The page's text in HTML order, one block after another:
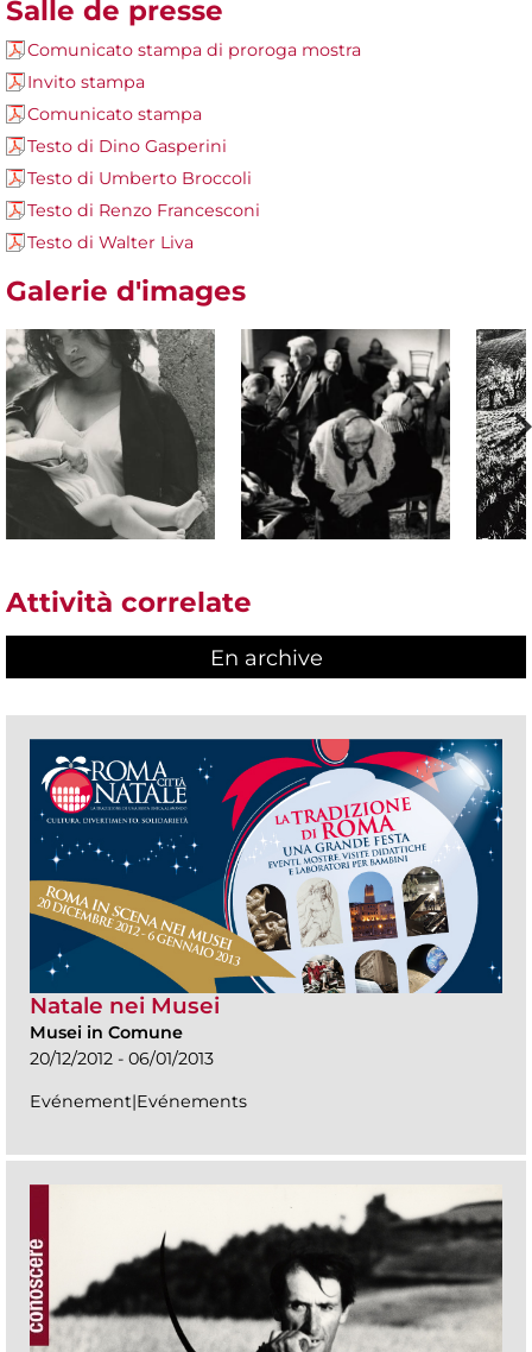
Salle de presse
Comunicato stampa di proroga mostra
Invito stampa
Comunicato stampa
Testo di Dino Gasperini
Testo di Umberto Broccoli
Testo di Renzo Francesconi
Testo di Walter Liva
Galerie d'images
Attività correlate
En archive
Natale nei Musei
Musei in Comune
20/12/2012 - 06/01/2013
Evénement|Evénements